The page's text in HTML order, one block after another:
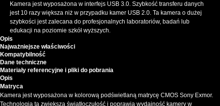
Kamera jest wyposażona w interfejs USB 3.0. Szybkość transferu danych
jest 10 razy większa niż w przypadku kamer USB 2.0. Ta kamera o dużej
szybkości jest zalecana do profesjonalnych laboratoriów, badań lub
edukacji na poziomie szkół wyższych.
Opis
Najważniejsze właściwości
Kompatybilność
Dane techniczne
Materiały referencyjne i pliki do pobrania
Opis
Matryca
Kamera jest wyposażona w kolorową podświetlaną matrycę CMOS Sony Exmor.
Technologia ta zwiększa światłoczułość i poprawia wydajność kamery w